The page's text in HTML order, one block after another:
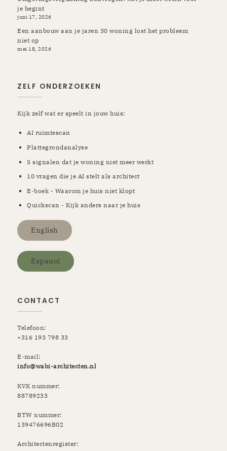
je begint
juni 17, 2026
Een aanbouw aan je jaren 30 woning lost het probleem
niet op
mei 18, 2026
ZELF ONDERZOEKEN
Kijk zelf wat er speelt in jouw huis:
AI ruimtescan
Plattegrondanalyse
5 signalen dat je woning niet meer werkt
10 vragen die je AI stelt als architect
E-boek - Waarom je huis niet klopt
Quickscan - Kijk anders naar je huis
English
Espanol
CONTACT
Telefoon:
+316 193 798 33
E-mail:
info@wabi-architecten.nl
KVK nummer:
88789233
BTW nummer:
139476696B02
Architectenregister: